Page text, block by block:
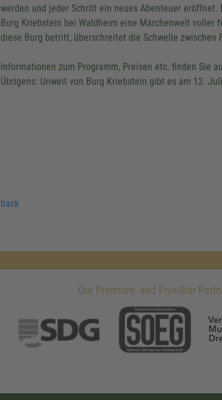
werden und jeder Schritt ein neues Abenteuer
Burg Kriebstein bei Waldheim eine Märchenwelt voller
diese Burg betritt, überschreitet die Schwelle zwischen
Informationen zum Programm, Preisen etc. finden Sie
Übrigens: Unweit von Burg Kriebstein gibt es am 12.
back
Our Premium- and Five-Star